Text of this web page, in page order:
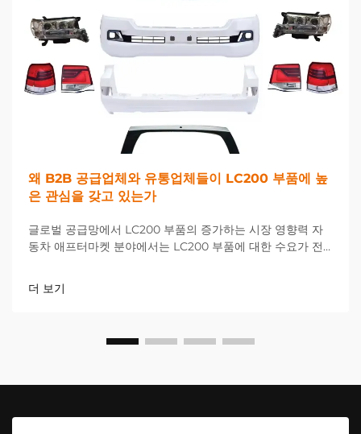
왜 B2B 공급업체와 유통업체들이 LC200 부품에 높
은 관심을 갖고 있는가
글로벌 공급망에서 LC200 부품의 증가하는 시장 영향력 자
동차 애프터마켓 분야에서는 LC200 부품에 대한 수요가 전
체들에게 새로운 기회와 과제를 제공하고 있습니다...
더 보기